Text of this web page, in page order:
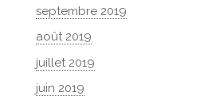
septembre 2019
août 2019
juillet 2019
juin 2019